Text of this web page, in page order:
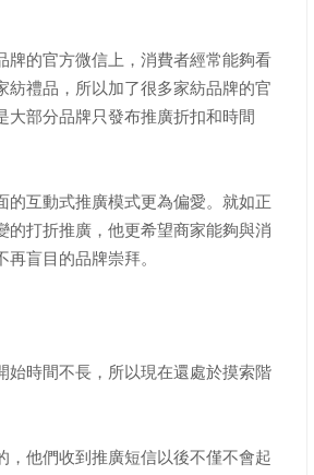
的官方微信上，消費者經常能夠看
禮品，所以加了很多家紡品牌的官
大部分品牌只發布推廣折扣和時間
互動式推廣模式更為偏愛。就如正
打折推廣，他更希望商家能夠與消
盲目的品牌崇拜。
時間不長，所以現在還處於摸索階
他們收到推廣短信以後不僅不會起